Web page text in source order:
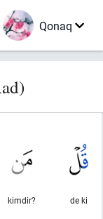
Qonaq
de ki
kimdir?